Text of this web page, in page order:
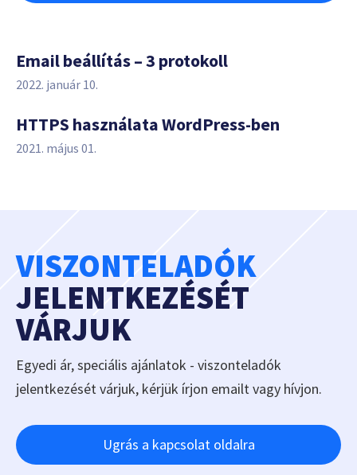
Email beállítás – 3 protokoll
2022. január 10.
HTTPS használata WordPress-ben
2021. május 01.
VISZONTELADÓK
JELENTKEZÉSÉT
VÁRJUK
Egyedi ár, speciális ajánlatok - viszonteladók
jelentkezését várjuk, kérjük írjon emailt vagy hívjon.
Ugrás a kapcsolat oldalra